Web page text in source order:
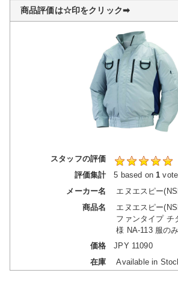
商品評価は☆印をクリック➡︎
スタッフの評価
評価集計
5 based on1
メーカー名
エヌエスピー
商品名
エヌエスピー
ファンタイプ チ
様 NA-113 服のみ
価格
JPY11090
在庫
Available in